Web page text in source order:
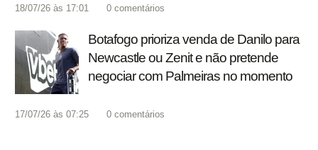
18/07/26 às 17:01 0 comentários
Botafogo prioriza venda de Danilo para
Newcastle ou Zenit e não pretende
negociar com Palmeiras no momento
17/07/26 às 07:25 0 comentários